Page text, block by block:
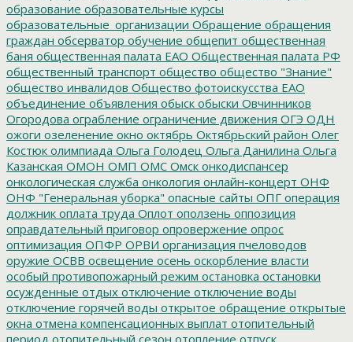
образование образовательные курсы
образовательные_организации Обращение обращения
граждан обсерватор обучение общепит общественная
баня общественная палата ЕАО Общественная палата РФ
общественный транспорт общество общество "Знание"
общество инвалидов Общество фотоискусства ЕАО
объединение объявления обыск обыски Овчинников
Огородова ограбление ограничение движения ОГЭ ОДН
ожоги озеленение окно октябрь Октябрьский район Олег
Костюк олимпиада Ольга Голодец Ольга Данилина Ольга
Казанская ОМОН ОМП ОМС Омск онкодиспансер
онкологическая служба онкология онлайн-концерт ОНФ
ОНФ "Генеральная уборка" опасные сайты ОПГ операция
должник оплата труда Оплот оползень оппозиция
оправдательный приговор опровержение опрос
оптимизация ОПФР ОРВИ организация пчеловодов
оружие ОСВВ освещение осень оскорбление власти
особый противопожарный режим остановка остановки
осужденные отдых отключение отключение воды
отключение горячей воды открытое обращение открытые
окна отмена компенсационных выплат отопительный
период отопительный сезон отопление отпуск